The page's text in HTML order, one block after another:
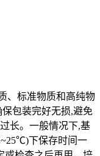
、标准物质和高纯物
包装完好无损,避免
长。一般情况下,基
下保存时间一